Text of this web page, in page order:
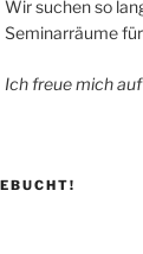
Wir suchen so
Seminarräume
Ich freue mich